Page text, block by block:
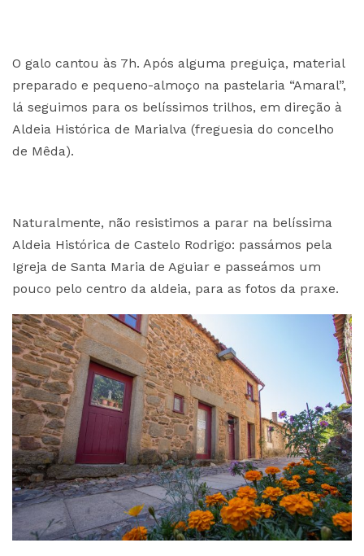
O galo cantou às 7h. Após alguma preguiça, material
preparado e pequeno-almoço na pastelaria “Amaral”,
lá seguimos para os belíssimos trilhos, em direção à
Aldeia Histórica de Marialva (freguesia do concelho
de Mêda).
Naturalmente, não resistimos a parar na belíssima
Aldeia Histórica de Castelo Rodrigo: passámos pela
Igreja de Santa Maria de Aguiar e passeámos um
pouco pelo centro da aldeia, para as fotos da praxe.